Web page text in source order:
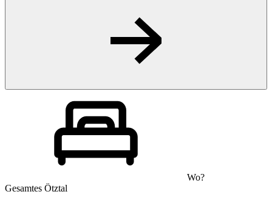
Wo?
Gesamtes Ötztal